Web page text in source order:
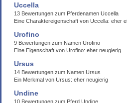
Uccella
13 Bewertungen zum Pferdenamen Uccella
Eine Charaktereigenschaft von Uccella: eher
Urofino
9 Bewertungen zum Namen Urofino
Eine Eigenschaft von Urofino: eher neugierig
Ursus
14 Bewertungen zum Namen Ursus
Ein Merkmal von Ursus: eher neugierig
Undine
10 Bewertungen zum Pferd Undine